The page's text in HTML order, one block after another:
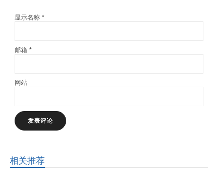
显示名称 *
邮箱 *
网站
相关推荐